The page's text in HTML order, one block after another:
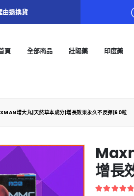
由退換貨
頁 全部商品 壯陽藥 印度藥
增大丸|天然草本成分|增長效果永久不反彈|60粒
增長